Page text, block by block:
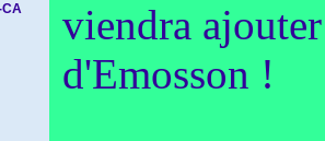
CA
viendra
d'Emosson !